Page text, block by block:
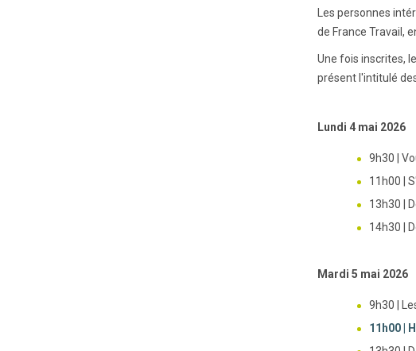
Les personnes
de France Travail,
Une fois inscrites,
présent l'intitulé
Lundi 4 mai 2026
9h30 |
11h00 |
13h30 |
14h30 |
Mardi 5 mai 2026
9h30 |
11h00 |